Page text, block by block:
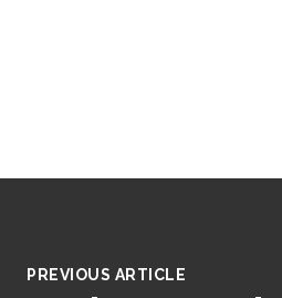
PREVIOUS ARTICLE